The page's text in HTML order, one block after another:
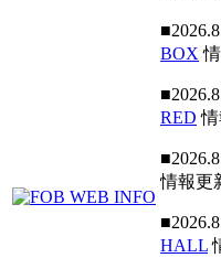
BOX
RED
情報更
HALL